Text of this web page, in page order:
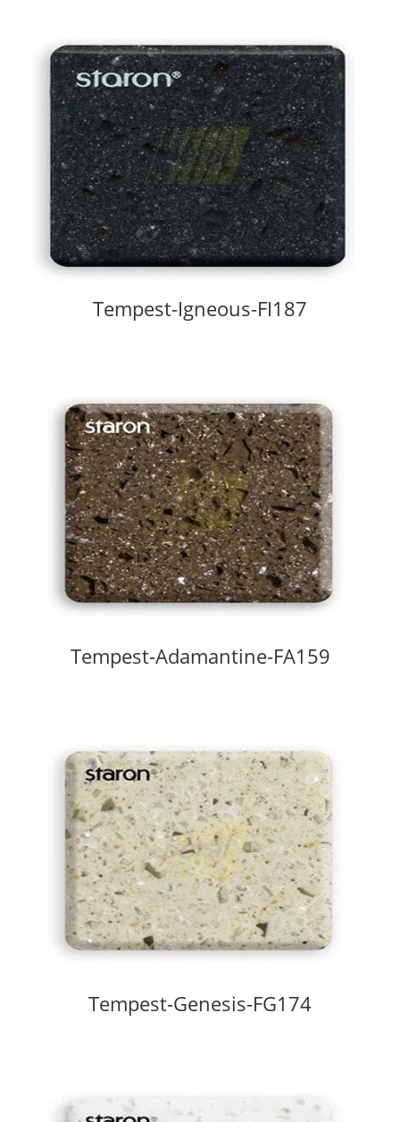
Tempest-Igneous-FI187
Tempest-Adamantine-FA159
Tempest-Genesis-FG174